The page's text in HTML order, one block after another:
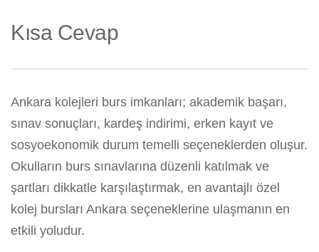
Kısa Cevap
Ankara kolejleri burs imkanları; akademik başarı,
sınav sonuçları, kardeş indirimi, erken kayıt ve
sosyoekonomik durum temelli seçeneklerden oluşur.
Okulların burs sınavlarına düzenli katılmak ve
şartları dikkatle karşılaştırmak, en avantajlı özel
kolej bursları Ankara seçeneklerine ulaşmanın en
etkili yoludur.